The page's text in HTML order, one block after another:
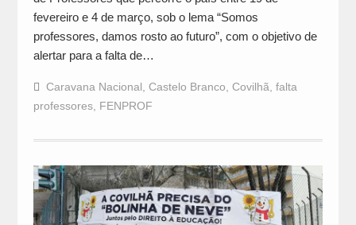
fevereiro e 4 de março, sob o lema “Somos
professores, damos rosto ao futuro”, com o objetivo de
alertar para a falta de…
Caravana Nacional Castelo Branco Covilhã falta
professores, FENPROF